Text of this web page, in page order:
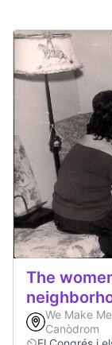
The
We Make
Canòdrom